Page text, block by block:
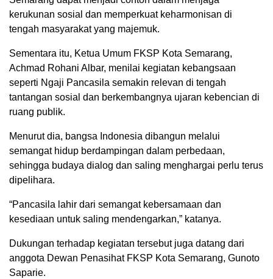
kerukunan sosial dan memperkuat keharmonisan di
tengah masyarakat yang majemuk.
Sementara itu, Ketua Umum FKSP Kota Semarang,
Achmad Rohani Albar, menilai kegiatan kebangsaan
seperti Ngaji Pancasila semakin relevan di tengah
tantangan sosial dan berkembangnya ujaran kebencian di
ruang publik.
Menurut dia, bangsa Indonesia dibangun melalui
semangat hidup berdampingan dalam perbedaan,
sehingga budaya dialog dan saling menghargai perlu terus
dipelihara.
“Pancasila lahir dari semangat kebersamaan dan
kesediaan untuk saling mendengarkan,” katanya.
Dukungan terhadap kegiatan tersebut juga datang dari
anggota Dewan Penasihat FKSP Kota Semarang, Gunoto
Saparie.